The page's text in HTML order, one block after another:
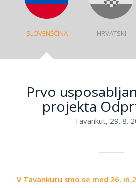
SLOVENŠČINA HRVATSKI
Prvo
projekta
Tavankut, 29. 8.
V Tavankutu smo se med 26. in